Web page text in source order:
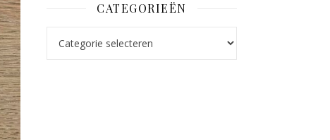
CATEGORIEËN